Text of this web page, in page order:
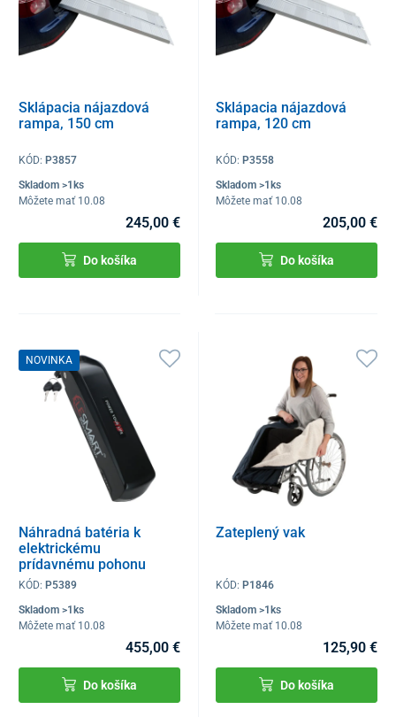
Sklápacia nájazdová
rampa, 150 cm
KÓD: P3857
Skladom >1ks
Môžete mať 10.08
245,00 €
Do košíka
Sklápacia nájazdová
rampa, 120 cm
KÓD: P3558
Skladom >1ks
Môžete mať 10.08
205,00 €
Do košíka
NOVINKA
Náhradná batéria k
elektrickému
prídavnému pohonu
Elesmart na invalidné
KÓD: P5389
Skladom >1ks
Môžete mať 10.08
455,00 €
Do košíka
Zateplený vak
KÓD: P1846
Skladom >1ks
Môžete mať 10.08
125,90 €
Do košíka